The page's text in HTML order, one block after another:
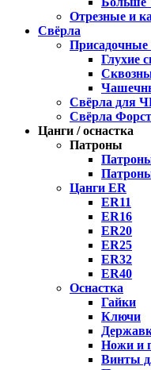
Отрезные и
Свёрла
Присадочные
Глухие
Свёрла для
Свёрла
Цанги / оснастка
Патроны
Цанги ER
ER11
ER16
ER20
ER25
ER32
ER40
Оснастка
Гайки
Ключи
Ножи и
Винты